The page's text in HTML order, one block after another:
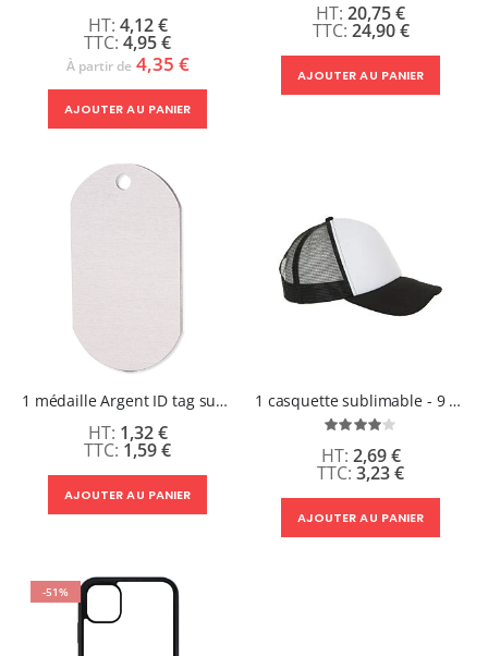
4,95 €
4,12 €
À partir de 4,35 €
AJOUTER AU PANIER
24,90 €
20,75 €
AJOUTER AU PANIER
1 médaille Argent ID tag sublimable 1 face
1,59 €
1,32 €
AJOUTER AU PANIER
1 casquette sublimable - 9 coloris au choix
Évaluation:
3,23 €
2,69 €
AJOUTER AU PANIER
-51%